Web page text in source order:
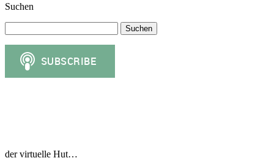
Suchen
nach:
der virtuelle Hut…